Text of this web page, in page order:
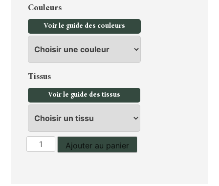
Couleurs
Voir le guide des couleurs
Tissus
Voir le guide des tissus
quantité
de
Ajouter au panier